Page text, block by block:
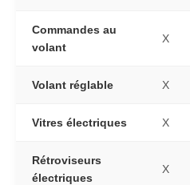
Commandes au
volant
X
Volant réglable X
Vitres électriques X
Rétroviseurs
électriques
X